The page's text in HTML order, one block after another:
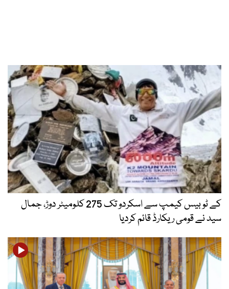
کے ٹو بیس کیمپ سے اسکردو تک 275 کلومیٹر دوڑ، جمال
سید نے قومی ریکارڈ قائم کردیا